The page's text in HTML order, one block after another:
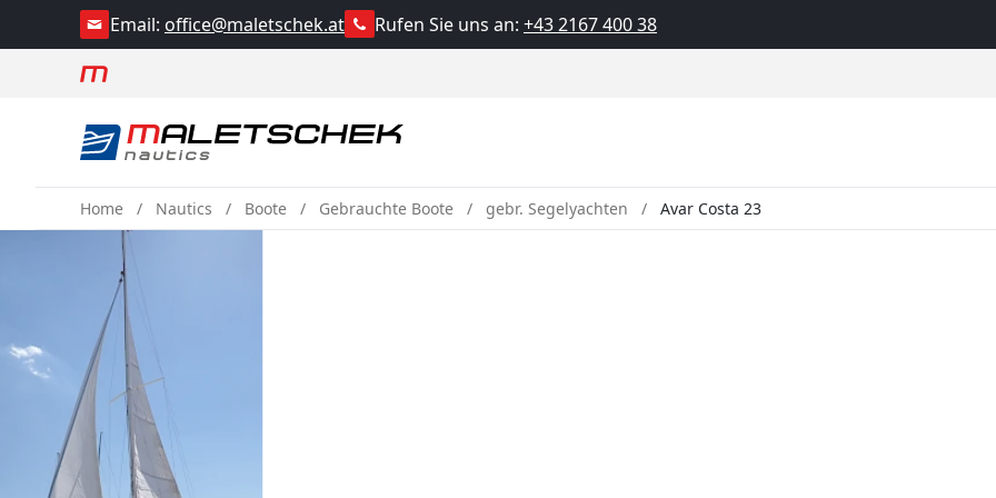
Email: office@maletschek.at Rufen Sie uns an: +43 2167 400 38
Home Nautics Boote Gebrauchte Boote gebr. Segelyachten Avar Costa 23